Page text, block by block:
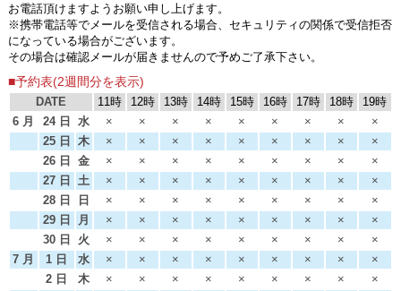
お電話頂けますようお願い申し上げます。
※携帯電話等でメールを受信される場合、セキュリティの関係で受信拒否
になっている場合がございます。
その場合は確認メールが届きませんので予めご了承下さい。
■予約表(2週間分を表示)
DATE 11時 12時 13時 14時 15時 16時 17時 18時
19時
6 月
24 日 水 × × × × × × × ×
×
25 日
木 × × × × × × × ×
×
26 日
金 × × × × × × × ×
×
27 日
土 × × × × × × × ×
×
28 日
日 × × × × × × × ×
×
29 日
月 × × × × × × × ×
×
30 日
火 × × × × × × × ×
×
7 月
1 日 水 × × × × × × × ×
×
2 日
木 × × × × × × × ×
×